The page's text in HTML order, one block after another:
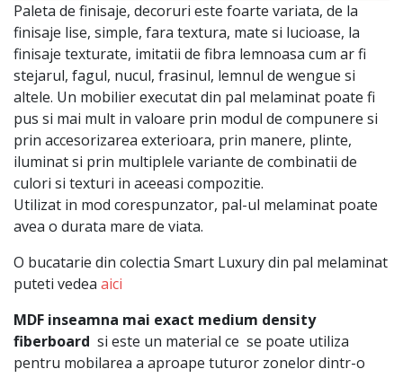
Paleta de finisaje, decoruri este foarte variata, de la
finisaje lise, simple, fara textura, mate si lucioase, la
finisaje texturate, imitatii de fibra lemnoasa cum ar fi
stejarul, fagul, nucul, frasinul, lemnul de wengue si
altele. Un mobilier executat din pal melaminat poate fi
pus si mai mult in valoare prin modul de compunere si
prin accesorizarea exterioara, prin manere, plinte,
iluminat si prin multiplele variante de combinatii de
culori si texturi in aceeasi compozitie.
Utilizat in mod corespunzator, pal-ul melaminat poate
avea o durata mare de viata.
O bucatarie din colectia Smart Luxury din pal melaminat
puteti vedea aici
MDF inseamna mai exact medium density
fiberboard si este un material ce se poate utiliza
pentru mobilarea a aproape tuturor zonelor dintr-o